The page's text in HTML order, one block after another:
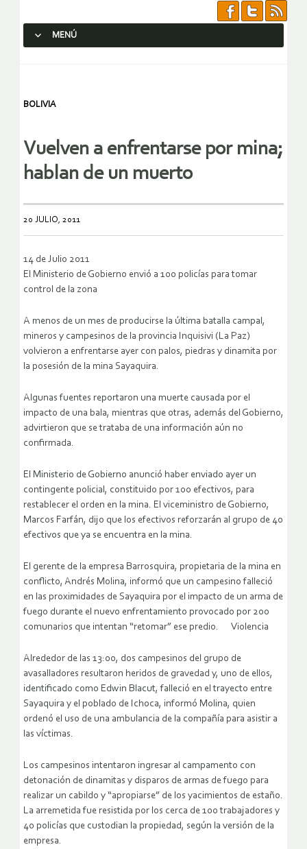
MENÚ
BOLIVIA
Vuelven a enfrentarse por mina;
hablan de un muerto
20 JULIO, 2011
14 de Julio 2011
El Ministerio de Gobierno envió a 100 policías para tomar
control de la zona
A menos de un mes de producirse la última batalla campal,
mineros y campesinos de la provincia Inquisivi (La Paz)
volvieron a enfrentarse ayer con palos, piedras y dinamita por
la posesión de la mina Sayaquira.
Algunas fuentes reportaron una muerte causada por el
impacto de una bala, mientras que otras, además del Gobierno,
advirtieron que se trataba de una información aún no
confirmada.
El Ministerio de Gobierno anunció haber enviado ayer un
contingente policial, constituido por 100 efectivos, para
restablecer el orden en la mina. El viceministro de Gobierno,
Marcos Farfán, dijo que los efectivos reforzarán al grupo de 40
efectivos que ya se encuentra en la mina.
El gerente de la empresa Barrosquira, propietaria de la mina en
conflicto, Andrés Molina, informó que un campesino falleció
en las proximidades de Sayaquira por el impacto de un arma de
fuego durante el nuevo enfrentamiento provocado por 200
comunarios que intentan “retomar” ese predio. Violencia
Alrededor de las 13:00, dos campesinos del grupo de
avasalladores resultaron heridos de gravedad y, uno de ellos,
identificado como Edwin Blacut, falleció en el trayecto entre
Sayaquira y el poblado de Ichoca, informó Molina, quien
ordenó el uso de una ambulancia de la compañía para asistir a
las víctimas.
Los campesinos intentaron ingresar al campamento con
detonación de dinamitas y disparos de armas de fuego para
realizar un cabildo y “apropiarse” de los yacimientos de estaño.
La arremetida fue resistida por los cerca de 100 trabajadores y
40 policías que custodian la propiedad, según la versión de la
empresa.